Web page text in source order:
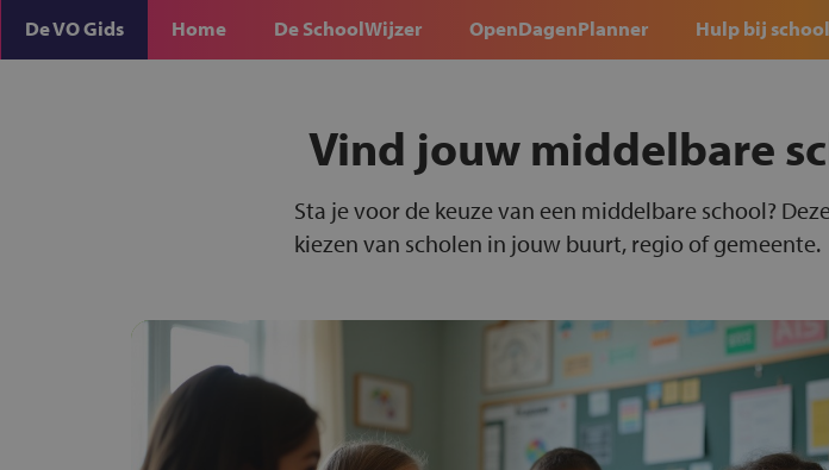
De VO Gids Home De SchoolWijzer OpenDagenPlanner Hulp bij
Vind jouw middelbare
Sta je voor de keuze van een middelbare school?
kiezen van scholen in jouw buurt, regio of gemeente.